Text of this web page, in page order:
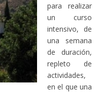
para realizar
un curso
intensivo, de
una semana
de duración,
repleto de
actividades,
en el que una